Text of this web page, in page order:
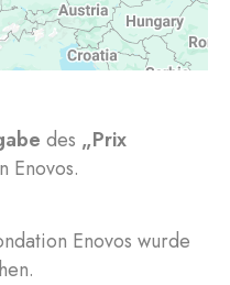
des „Prix
Enovos.
Enovos wurde